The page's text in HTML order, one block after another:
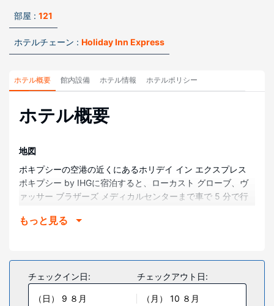
部屋 : 121
ホテルチェーン : Holiday Inn Express
ホテル概要 館内設備 ホテル情報 ホテルポリシー
ホテル概要
地図
ポキプシーの空港の近くにあるホリデイ イン エクスプレス
ポキプシー by IHGに宿泊すると、ローカスト グローブ、ヴ
ァッサー ブラザーズ メディカルセンターまで車で 5 分で行
トリック サイトまで 1.8 km、マッキャン ゴルフ コースまで
全部で 121 室ある客室には冷蔵庫、薄型テレビがあります。
テレビゲームと衛星放送の番組をお楽しみいただけるほか、
WiFi (無料)をご利用いただけます。シャワー付き浴槽のある
もっと見る
チェックイン日:
（日） 9 ８月
チェックアウト日:
（月） 10 ８月